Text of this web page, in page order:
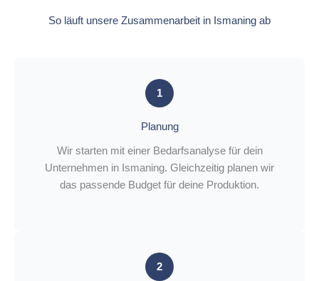
So läuft unsere Zusammenarbeit in Ismaning ab
1
Planung
Wir starten mit einer Bedarfsanalyse für dein
Unternehmen in Ismaning. Gleichzeitig planen wir
das passende Budget für deine Produktion.
2